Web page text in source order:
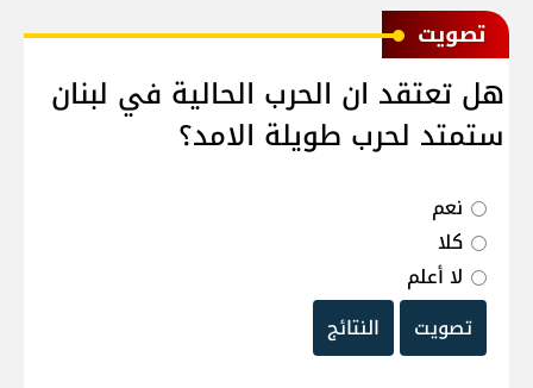
ﺗﺼﻮﻳﺖ
هل تعتقد ان الحرب الحالية في لبنان
ستمتد لحرب طويلة الامد؟
نعم
كلا
لا أعلم
تصويت
النتائج